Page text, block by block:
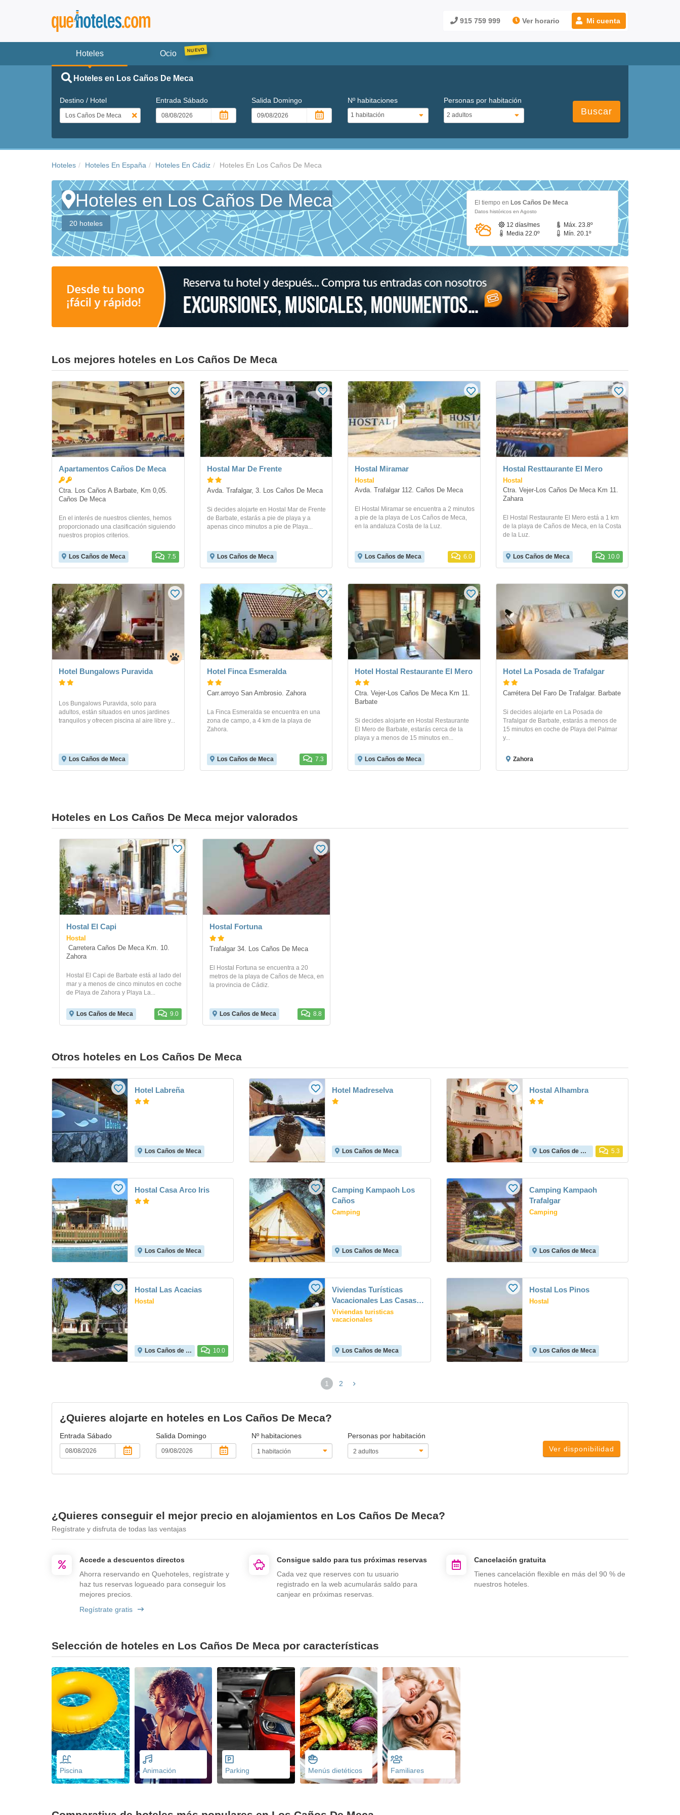
915 759 999 Ver horario Mi cuenta
Hoteles Ocio
Hoteles en Los Caños De Meca
Destino / Hotel Entrada Sábado Salida Domingo Nº habitaciones Personas por habitación
Buscar
Hoteles Hoteles En España Hoteles En Cádiz Hoteles En Los Caños De Meca
Hoteles en Los Caños De Meca
20 hoteles
El tiempo en Los Caños De Meca
Datos históricos en Agosto
12 días/mes
Máx. 23.8º
Media 22.0º
Mín. 20.1º
Los mejores hoteles en Los Caños De Meca
Apartamentos Caños De Meca
Ctra. Los Caños A Barbate, Km 0,05.
Caños De Meca
En el interés de nuestros clientes, hemos
proporcionado una clasificación siguiendo
nuestros propios criterios.
Los Caños de Meca 7.5
Hostal Mar De Frente
Avda. Trafalgar, 3. Los Caños De Meca
Si decides alojarte en Hostal Mar de Frente
de Barbate, estarás a pie de playa y a
apenas cinco minutos a pie de Playa...
Los Caños de Meca
Hostal Miramar
Hostal
Avda. Trafalgar 112. Caños De Meca
El Hostal Miramar se encuentra a 2 minutos
a pie de la playa de Los Caños de Meca,
en la andaluza Costa de la Luz.
Los Caños de Meca 6.0
Hostal Resttaurante El Mero
Hostal
Ctra. Vejer-Los Caños De Meca Km 11.
Zahara
El Hostal Restaurante El Mero está a 1 km
de la playa de Caños de Meca, en la Costa
de la Luz.
Los Caños de Meca 10.0
Hotel Bungalows Puravida
Los Bungalows Puravida, solo para
adultos, están situados en unos jardines
tranquilos y ofrecen piscina al aire libre y...
Los Caños de Meca
Hotel Finca Esmeralda
Carr.arroyo San Ambrosio. Zahora
La Finca Esmeralda se encuentra en una
zona de campo, a 4 km de la playa de
Zahora.
Los Caños de Meca 7.3
Hotel Hostal Restaurante El Mero
Ctra. Vejer-Los Caños De Meca Km 11.
Barbate
Si decides alojarte en Hostal Restaurante
El Mero de Barbate, estarás cerca de la
playa y a menos de 15 minutos en...
Los Caños de Meca
Hotel La Posada de Trafalgar
Carrétera Del Faro De Trafalgar. Barbate
Si decides alojarte en La Posada de
Trafalgar de Barbate, estarás a menos de
15 minutos en coche de Playa del Palmar
y...
Zahora
Hoteles en Los Caños De Meca mejor valorados
Hostal El Capi
Hostal
Zahora
Hostal El Capi de Barbate está al lado del
mar y a menos de cinco minutos en coche
de Playa de Zahora y Playa La...
Los Caños de Meca 9.0
Hostal Fortuna
Trafalgar 34. Los Caños De Meca
El Hostal Fortuna se encuentra a 20
metros de la playa de Caños de Meca, en
la provincia de Cádiz.
Los Caños de Meca 8.8
Otros hoteles en Los Caños De Meca
Hotel Labreña
Los Caños de Meca
Hotel Madreselva
Los Caños de Meca
Hostal Alhambra
Los Caños de Meca 5.3
Hostal Casa Arco Iris
Los Caños de Meca
Camping Kampaoh Los
Caños
Camping
Los Caños de Meca
Camping Kampaoh
Trafalgar
Camping
Los Caños de Meca
Hostal Las Acacias
Hostal
Los Caños de Meca 10.0
Viviendas Turísticas
Vacacionales Las Casas
de Las Flores
Viviendas turisticas
vacacionales
Los Caños de Meca
Hostal Los Pinos
Hostal
Los Caños de Meca
1
(página
2
¿Quieres alojarte en hoteles en Los Caños De Meca?
Entrada Sábado Salida Domingo Nº habitaciones
Personas por habitación
Ver disponibilidad
¿Quieres conseguir el mejor precio en alojamientos en Los Caños De Meca?
Regístrate y disfruta de todas las ventajas
Accede a descuentos directos
Ahorra reservando en Quehoteles, regístrate y
haz tus reservas logueado para conseguir los
mejores precios.
Regístrate gratis
Consigue saldo para tus próximas reservas
Cada vez que reserves con tu usuario
registrado en la web acumularás saldo para
canjear en próximas reservas.
Cancelación gratuita
Tienes cancelación flexible en más del 90 % de
nuestros hoteles.
Selección de hoteles en Los Caños De Meca por características
Piscina Animación Parking Menús dietéticos Familiares